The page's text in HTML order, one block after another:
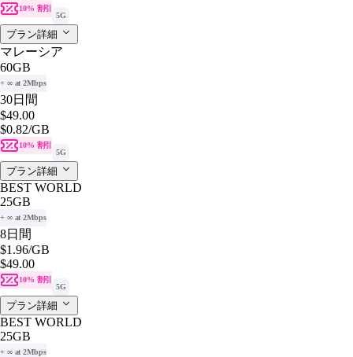
10% 割引
5G
プラン詳細
マレーシア
60GB
+ ∞ at 2Mbps
30日間
$49.00
$0.82/GB
10% 割引
5G
プラン詳細
BEST WORLD
25GB
+ ∞ at 2Mbps
8日間
$1.96/GB
$49.00
10% 割引
5G
プラン詳細
BEST WORLD
25GB
+ ∞ at 2Mbps